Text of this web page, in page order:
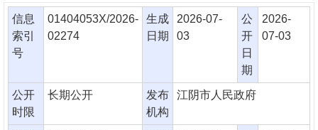
信息
索引
号
01404053X/2026-
02274
生成
日期
2026-07-
03
公
开
日
期
2026-
07-03
公开
时限
长期公开
发布
机构
江阴市人民政府